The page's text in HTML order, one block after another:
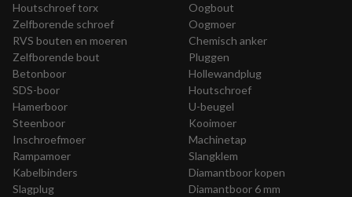
Houtschroef torx
Zelfborende schroef
RVS bouten en moeren
Zelfborende bout
Betonboor
SDS-boor
Hamerboor
Steenboor
Oogbout
Oogmoer
Chemisch anker
Pluggen
Hollewandplug
Houtschroef
U-beugel
Kooimoer
Inschroefmoer
Rampamoer
Kabelbinders
Slagplug
Machinetap
Slangklem
Diamantboor kopen
Diamantboor 6 mm